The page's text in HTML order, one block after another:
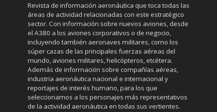
Revista de información aeronáutica que toca todas las
áreas de actividad relacionadas con este estratégico
sector. Con información sobre nuevos aviones, desde
el A380 a los aviones corporativos o de negocio,
incluyendo también aeronaves militares, como los
súper cazas de las principales fuerzas aéreas del
mundo, aviones militares, helicópteros, etcétera.
Además de información sobre compañías aéreas,
industria aeronáutica nacional e internacional y
reportajes de interés humano, para los que
seleccionamos a los personajes más representativos
de la actividad aeronáutica en todas sus vertientes.